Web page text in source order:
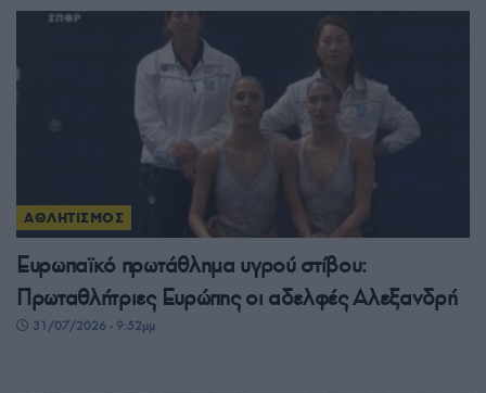
ΑΘΛΗΤΙΣΜΟΣ
Ευρωπαϊκό πρωτάθλημα υγρού στίβου:
Πρωταθλήτριες Ευρώπης οι αδελφές Αλεξανδρή
31/07/2026 - 9:52μμ